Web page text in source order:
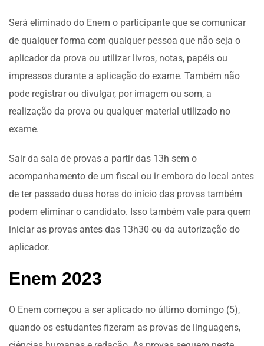
Será eliminado do Enem o participante que se comunicar
de qualquer forma com qualquer pessoa que não seja o
aplicador da prova ou utilizar livros, notas, papéis ou
impressos durante a aplicação do exame. Também não
pode registrar ou divulgar, por imagem ou som, a
realização da prova ou qualquer material utilizado no
exame.
Sair da sala de provas a partir das 13h sem o
acompanhamento de um fiscal ou ir embora do local antes
de ter passado duas horas do início das provas também
podem eliminar o candidato. Isso também vale para quem
iniciar as provas antes das 13h30 ou da autorização do
aplicador.
Enem 2023
O Enem começou a ser aplicado no último domingo (5),
quando os estudantes fizeram as provas de linguagens,